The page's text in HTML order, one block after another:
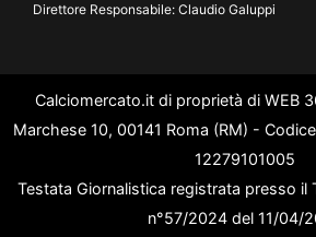
Direttore Responsabile: Claudio Galuppi
Calciomercato.it di proprietà di WEB
Marchese 10, 00141 Roma (RM) -
12279101005
Testata Giornalistica registrata presso il
n°57/2024 del 11/04/